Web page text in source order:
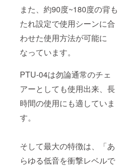
また、約90度~180度の背も
たれ設定で使用シーンに合
わせた使用方法が可能に
なっています。
PTU-04は勿論通常のチェ
アーとしても使用出来、長
時間の使用にも適していま
す。
そして最大の特徴は、「あ
らゆる低音を衝撃レベルで